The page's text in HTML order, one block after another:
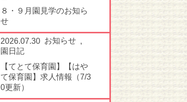
８・９月園見学のお知ら
せ
2026.07.30 お知らせ ,
園日記
【てとて保育園】【はや
て保育園】求人情報（7/3
0更新）